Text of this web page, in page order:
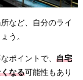
など、自分のライ
う。
ポイントで、 自宅
なる可能性もあり